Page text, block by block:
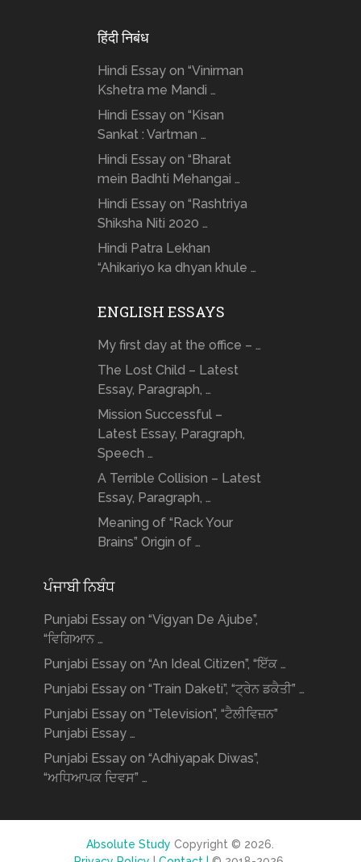
हिंदी निबंध
Hindi Essay on “Vinirman
Kshetra me Mandi …
Hindi Essay on “Kisan
Sankat : Vartman …
Hindi Essay on “Bharat
mein Badhti Mehangai …
Hindi Essay on “Rashtriya
Shiksha Niti 2020 …
Hindi Patra Lekhan
“Ahikariyo ka dhyan khule …
ENGLISH ESSAYS
My first day at the office – …
The Lost Child – Latest
Essay, Paragraph, …
Mission Successful –
Latest Essay, Paragraph,
Speech …
A Terrible Collision – Latest
Essay, Paragraph, …
Meaning of “Rack Your
Brains” Origin of …
ਪੰਜਾਬੀ ਨਿਬੰਧ
Punjabi Essay on “Vigyan De Ajube”,
“ਵਿਗਿਆਨ …
Punjabi Essay on “An Ideal Citizen”, “ਇੱਕ …
Punjabi Essay on “Train Daketi”, “ਟ੍ਰੇਨ ਡਕੈਤੀ” …
Punjabi Essay on “Television”, “ਟੈਲੀਵਿਜ਼ਨ”
Punjabi Essay …
Punjabi Essay on “Adhiyapak Diwas”,
“ਅਧਿਆਪਕ ਦਿਵਸ” …
Absolute Study Copyright © 2026.